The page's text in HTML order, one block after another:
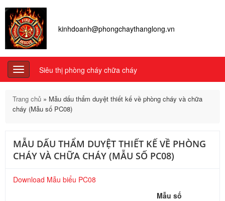
kinhdoanh@phongchaythanglong.vn
Toggle
navigation
Siêu thị phòng cháy chữa cháy
Trang chủ » Mẫu dấu thẩm duyệt thiết kế về phòng cháy và chữa
cháy (Mẫu số PC08)
MẪU DẤU THẨM DUYỆT THIẾT KẾ VỀ PHÒNG
CHÁY VÀ CHỮA CHÁY (MẪU SỐ PC08)
Download Mẫu biểu PC08
Mẫu số